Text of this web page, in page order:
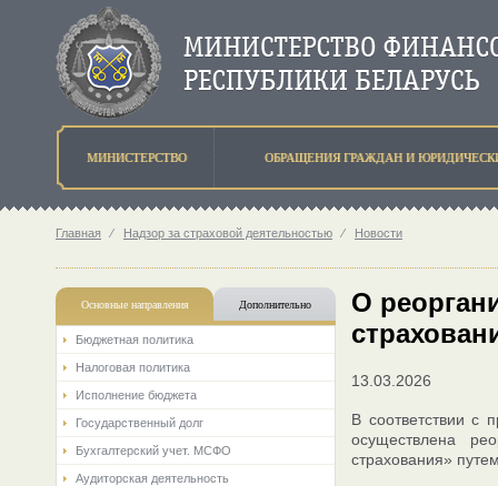
МИНИСТЕРСТВО ОБРАЩЕНИЯ ГРАЖДАН И
Главная ⁄ Надзор за страховой деятельностью ⁄ Новости
Основные направления Дополнительно
Бюджетная политика
Налоговая политика
Исполнение бюджета
Государственный долг
Бухгалтерский учет. МСФО
Аудиторская деятельность
О
13.03.2026
В соответствии с
осуществлена
страхования»